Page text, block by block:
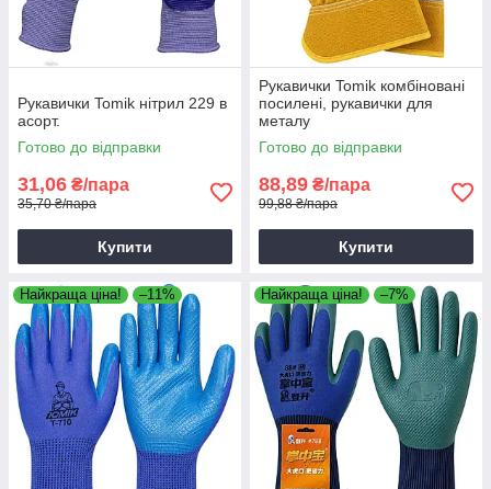
Рукавички Tomik нітрил 229 в
асорт.
Готово до відправки
31,06 ₴/пара
35,70 ₴/пара
Купити
Рукавички Tomik комбіновані
посилені, рукавички для
металу
Готово до відправки
88,89 ₴/пара
99,88 ₴/пара
Купити
Найкраща ціна! –11% Найкраща ціна! –7%